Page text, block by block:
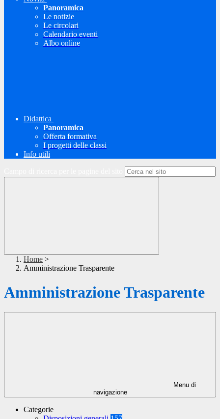
Panoramica
Le notizie
Le circolari
Calendario eventi
Albo online
Didattica
Panoramica
Offerta formativa
I progetti delle classi
Info utili
Home >
Amministrazione Trasparente
Amministrazione Trasparente
Menu di
navigazione
Categorie